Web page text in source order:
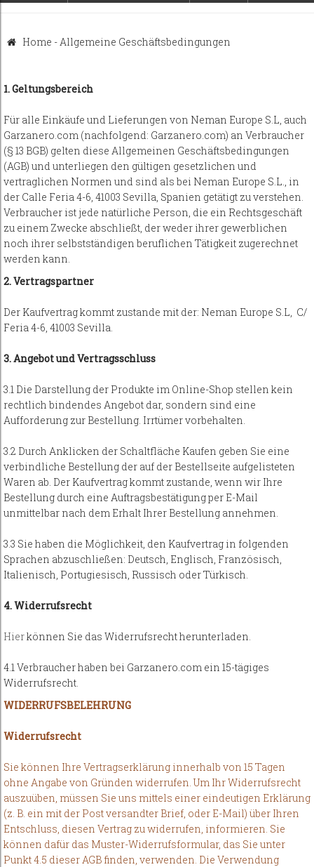
Home - Allgemeine Geschäftsbedingungen
1. Geltungsbereich
Für alle Einkäufe und Lieferungen von Neman Europe S.L, auch
Garzanero.com (nachfolgend: Garzanero.com) an Verbraucher
(§ 13 BGB) gelten diese Allgemeinen Geschäftsbedingungen
(AGB) und unterliegen den gültigen gesetzlichen und
vertraglichen Normen und sind als bei Neman Europe S.L., in
der Calle Feria 4-6, 41003 Sevilla, Spanien getätigt zu verstehen.
Verbraucher ist jede natürliche Person, die ein Rechtsgeschäft
zu einem Zwecke abschließt, der weder ihrer gewerblichen
noch ihrer selbstständigen beruflichen Tätigkeit zugerechnet
werden kann.
2. Vertragspartner
Der Kaufvertrag kommt zustande mit der: Neman Europe S.L, C/
Feria 4-6, 41003 Sevilla.
3. Angebot und Vertragsschluss
3.1 Die Darstellung der Produkte im Online-Shop stellen kein
rechtlich bindendes Angebot dar, sondern sind eine
Aufforderung zur Bestellung. Irrtümer vorbehalten.
3.2 Durch Anklicken der Schaltfläche Kaufen geben Sie eine
verbindliche Bestellung der auf der Bestellseite aufgelisteten
Waren ab. Der Kaufvertrag kommt zustande, wenn wir Ihre
Bestellung durch eine Auftragsbestätigung per E-Mail
unmittelbar nach dem Erhalt Ihrer Bestellung annehmen.
3.3 Sie haben die Möglichkeit, den Kaufvertrag in folgenden
Sprachen abzuschließen: Deutsch, Englisch, Französisch,
Italienisch, Portugiesisch, Russisch oder Türkisch.
4. Widerrufsrecht
Hierkönnen Sie das Widerrufsrecht herunterladen.
4.1 Verbraucher haben bei Garzanero.com ein 15-tägiges
Widerrufsrecht.
WIDERRUFSBELEHRUNG
Widerrufsrecht
Sie können Ihre Vertragserklärung innerhalb von 15 Tagen
ohne Angabe von Gründen widerrufen. Um Ihr Widerrufsrecht
auszuüben, müssen Sie uns mittels einer eindeutigen Erklärung
(z. B. ein mit der Post versandter Brief, oder E-Mail) über Ihren
Entschluss, diesen Vertrag zu widerrufen, informieren. Sie
können dafür das Muster-Widerrufsformular, das Sie unter
Punkt 4.5 dieser AGB finden, verwenden. Die Verwendung